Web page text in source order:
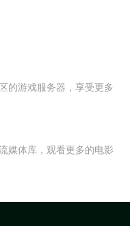
的游戏服务器，享受更多
媒体库，观看更多的电影